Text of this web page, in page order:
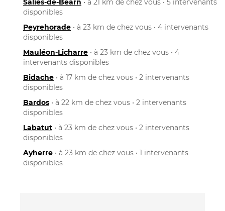
Salies-de-Béarn • à 21 km de chez vous • 5 intervenants
disponibles
Peyrehorade • à 23 km de chez vous • 4 intervenants
disponibles
Mauléon-Licharre • à 23 km de chez vous • 4
intervenants disponibles
Bidache • à 17 km de chez vous • 2 intervenants
disponibles
Bardos • à 22 km de chez vous • 2 intervenants
disponibles
Labatut • à 23 km de chez vous • 2 intervenants
disponibles
Ayherre • à 23 km de chez vous • 1 intervenants
disponibles